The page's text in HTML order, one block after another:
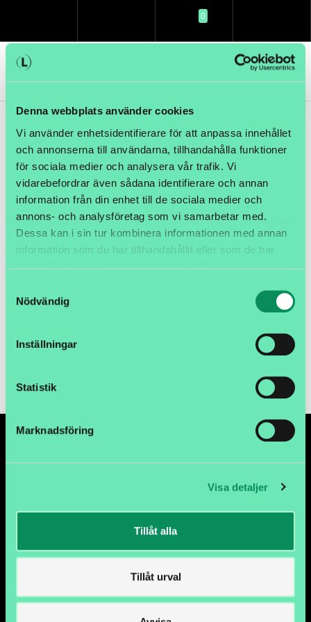
Denna webbplats använder cookies
Vi använder enhetsidentifierare för att anpassa innehållet
och annonserna till användarna, tillhandahålla funktioner
för sociala medier och analysera vår trafik. Vi
vidarebefordrar även sådana identifierare och annan
information från din enhet till de sociala medier och
annons- och analysföretag som vi samarbetar med.
Dessa kan i sin tur kombinera informationen med annan
information som du har tillhandahållit eller som de har
samlat in när du har använt deras tjänster.
Nödvändig
Inställningar
Statistik
Marknadsföring
Visa detaljer
Tillåt alla
Tillåt urval
0
Artikelnamn:Varningsetikett "Glas" 50x100mm, 1000st/rulle
175,00 SEK
METALLGATAN 12C, 26272 ÄNGELHOLM